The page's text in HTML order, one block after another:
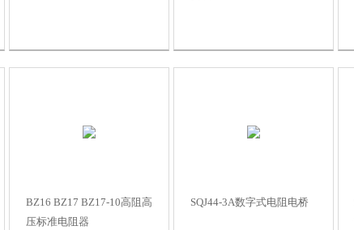
BZ16 BZ17 BZ17-10高阻高
压标准电阻器
SQJ44-3A数字式电阻电桥